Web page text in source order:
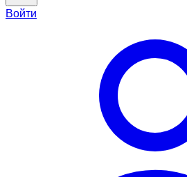
Войти